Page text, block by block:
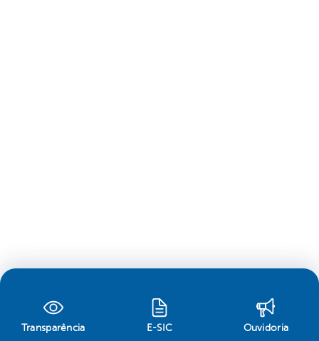
Transparência E-SIC Ouvidoria